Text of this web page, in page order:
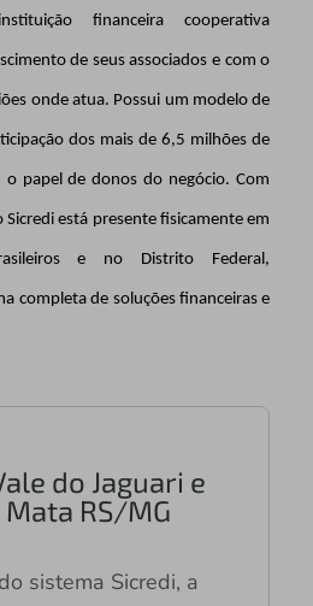
financeira cooperativa
de seus associados e com o
onde atua. Possui um modelo de
dos mais de 6,5 milhões de
o papel de donos do negócio. Com
Sicredi está presente fisicamente em
e no Distrito Federal,
completa de soluções financeiras e
do Jaguari e
RS/MG
sistema Sicredi, a